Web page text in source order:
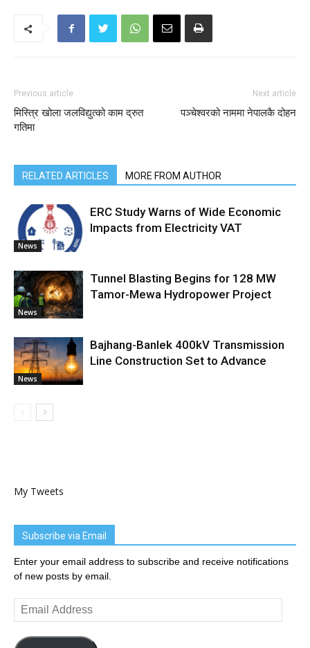
Previous article
मिस्त्रि खोला जलविद्युत्को काम द्रुत
गतिमा
Next article
पञ्चेश्वरको नाममा नेपालकै दोहन
RELATED ARTICLES MORE FROM AUTHOR
News
ERC Study Warns of Wide Economic
Impacts from Electricity VAT
News
Tunnel Blasting Begins for 128 MW
Tamor-Mewa Hydropower Project
News
Bajhang-Banlek 400kV Transmission
Line Construction Set to Advance
My Tweets
Subscribe via Email
Enter your email address to subscribe and receive notifications
of new posts by email.
Email
Address